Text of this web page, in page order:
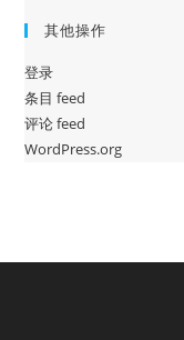
其他操作
登录
条目 feed
评论 feed
WordPress.org